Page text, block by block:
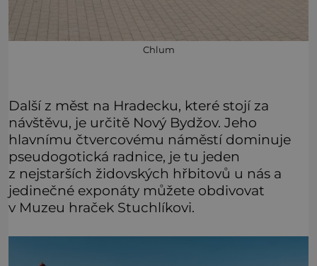
Chlum
Další z měst na Hradecku, které stojí za
návštěvu, je určitě Nový Bydžov. Jeho
hlavnímu čtvercovému náměstí dominuje
pseudogotická radnice, je tu jeden
z nejstarších židovských hřbitovů u nás a
jedinečné exponáty můžete obdivovat
v Muzeu hraček Stuchlíkovi.